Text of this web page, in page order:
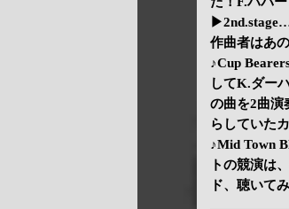
作曲者はあ
♪Cup
してK.ダー
の曲を2曲演
らしていた
♪Mid Town
トの競演は
ド、聴いて